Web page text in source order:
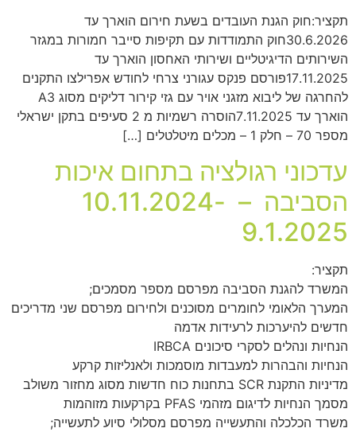
תקציר:חוק הגנת העובדים בשעת חירום הוארך עד
30.6.2026חוק התמודדות עם תקיפות סייבר חמורות במגזר
השירותים הדיגיטליים ושירותי האחסון הוארך עד
17.11.2025פורסם פנקס עגורני צרחי לחודש אפרילצו התקנים
להחרגה של ליבוא מזגני אויר עם גזי קירור דליקים מסוג A3
הוארך עד 7.11.2025הוסרה רשמיות מ 2 סעיפים בתקן ישראלי
מספר 70 – חלק 1 – מכלים מיטלטלים […]
עדכוני רגולציה בתחום איכות
הסביבה – 10.11.2024-
9.1.2025
תקציר:
המשרד להגנת הסביבה מפרסם מספר מסמכים;
המערך הלאומי לחומרים מסוכנים ולחירום מפרסם שני מדריכים
חדשים להיערכות לרעידות אדמה
הנחיות ונהלים לסקרי סיכונים IRBCA
הנחיות והבהרות למעבדות מוסמכות ולאנליזות קרקע
מדיניות התקנת SCR בתחנות כוח חדשות מסוג מחזור משולב
מסמך הנחיות לדיגום מזהמי PFAS בקרקעות מזוהמות
משרד הכלכלה והתעשייה מפרסם מסלולי סיוע לתעשייה;